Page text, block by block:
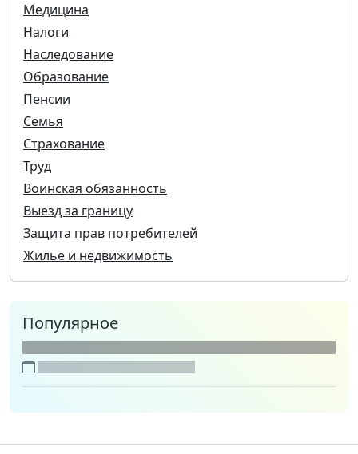
Медицина
Налоги
Наследование
Образование
Пенсии
Семья
Страхование
Труд
Воинская обязанность
Выезд за границу
Защита прав потребителей
Жилье и недвижимость
Популярное